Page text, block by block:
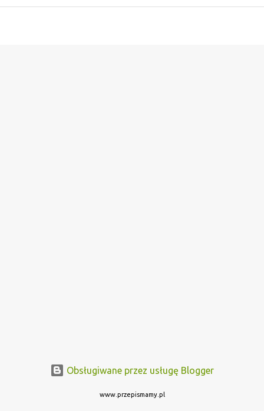
Obsługiwane przez usługę Blogger
www.przepismamy.pl